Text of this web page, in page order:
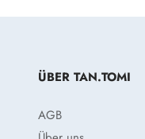
ÜBER TAN.TOMI
AGB